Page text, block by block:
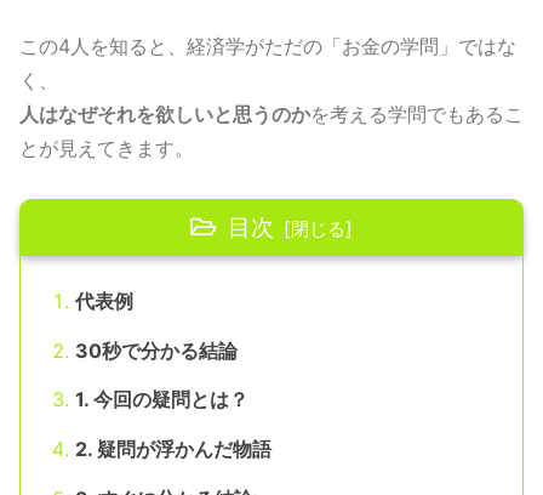
この4人を知ると、経済学がただの「お金の学問」ではな
く、
人はなぜそれを欲しいと思うのかを考える学問でもあるこ
とが見えてきます。
目次
代表例
30秒で分かる結論
1. 今回の疑問とは？
2. 疑問が浮かんだ物語